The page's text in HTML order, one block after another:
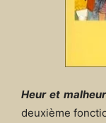
Heur et
deuxième